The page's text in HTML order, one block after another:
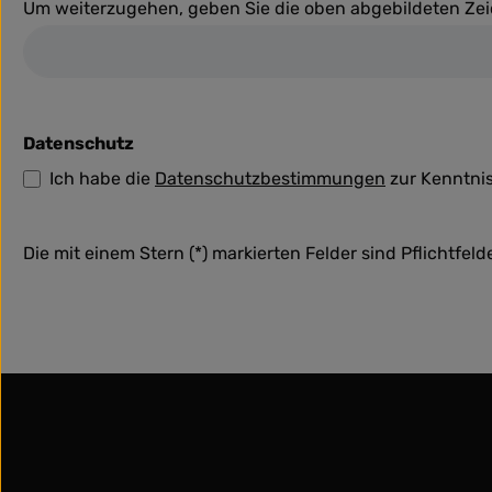
Um weiterzugehen, geben Sie die oben abgebildeten
Datenschutz
Ich habe die Datenschutzbestimmungen zur
Die mit einem Stern (*) markierten Felder sind